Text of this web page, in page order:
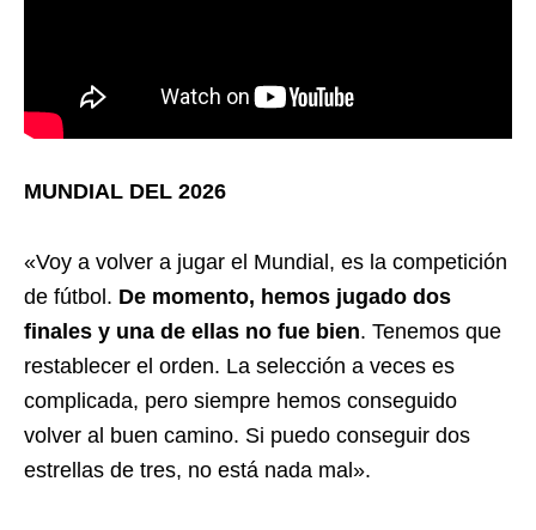
MUNDIAL DEL 2026
«Voy a volver a jugar el Mundial, es la competición
de fútbol. De momento, hemos jugado dos
finales y una de ellas no fue bien. Tenemos que
restablecer el orden. La selección a veces es
complicada, pero siempre hemos conseguido
volver al buen camino. Si puedo conseguir dos
estrellas de tres, no está nada mal».